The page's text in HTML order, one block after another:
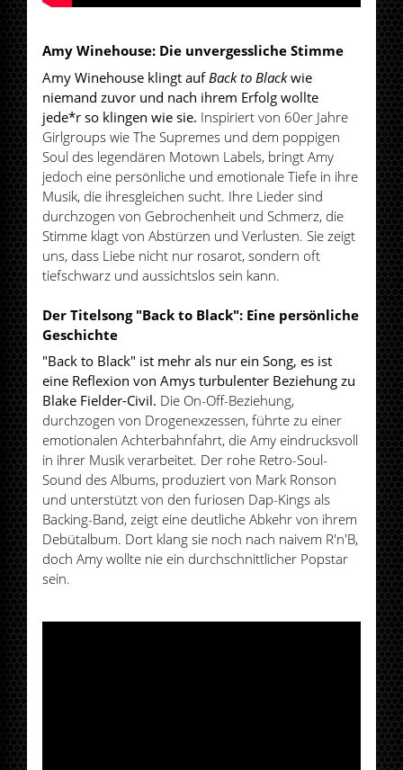
Amy Winehouse: Die unvergessliche Stimme
Amy Winehouse klingt auf Back to Blackwie
niemand zuvor und nach ihrem Erfolg wollte
jede*r so klingen wie sie. Inspiriert von 60er Jahre
Girlgroups wie The Supremes und dem poppigen
Soul des legendären Motown Labels, bringt Amy
jedoch eine persönliche und emotionale Tiefe in ihre
Musik, die ihresgleichen sucht. Ihre Lieder sind
durchzogen von Gebrochenheit und Schmerz, die
Stimme klagt von Abstürzen und Verlusten. Sie zeigt
uns, dass Liebe nicht nur rosarot, sondern oft
tiefschwarz und aussichtslos sein kann.
Der Titelsong "Back to Black": Eine persönliche
Geschichte
"Back to Black" ist mehr als nur ein Song, es ist
eine Reflexion von Amys turbulenter Beziehung zu
Blake Fielder-Civil. Die On-Off-Beziehung,
durchzogen von Drogenexzessen, führte zu einer
emotionalen Achterbahnfahrt, die Amy eindrucksvoll
in ihrer Musik verarbeitet. Der rohe Retro-Soul-
Sound des Albums, produziert von Mark Ronson
und unterstützt von den furiosen Dap-Kings als
Backing-Band, zeigt eine deutliche Abkehr von ihrem
Debütalbum. Dort klang sie noch nach naivem R'n'B,
doch Amy wollte nie ein durchschnittlicher Popstar
sein.